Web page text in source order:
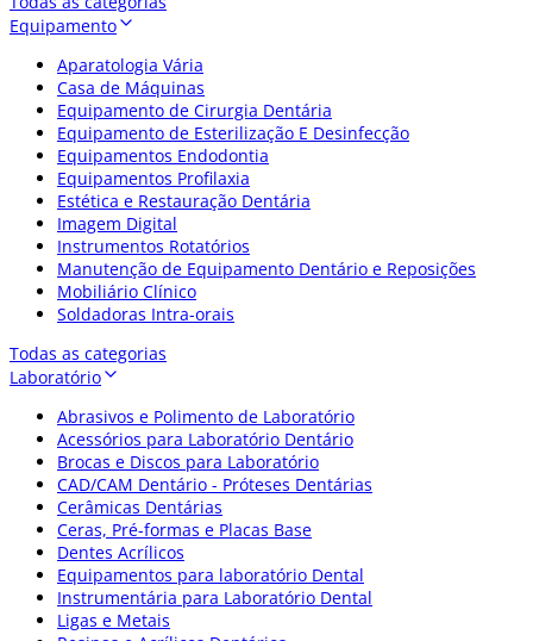
Equipamento
Aparatologia Vária
Casa de Máquinas
Equipamento de Cirurgia Dentária
Equipamento de Esterilização E Desinfecção
Equipamentos Endodontia
Equipamentos Profilaxia
Estética e Restauração Dentária
Imagem Digital
Instrumentos Rotatórios
Manutenção de Equipamento Dentário e Reposições
Mobiliário Clínico
Soldadoras Intra-orais
Todas as categorias
Laboratório
Abrasivos e Polimento de Laboratório
Acessórios para Laboratório Dentário
Brocas e Discos para Laboratório
CAD/CAM Dentário - Próteses Dentárias
Cerâmicas Dentárias
Ceras, Pré-formas e Placas Base
Dentes Acrílicos
Equipamentos para laboratório Dental
Instrumentária para Laboratório Dental
Ligas e Metais